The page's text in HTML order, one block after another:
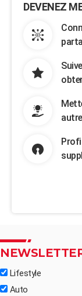
DEVENEZ
Lifestyle
Auto